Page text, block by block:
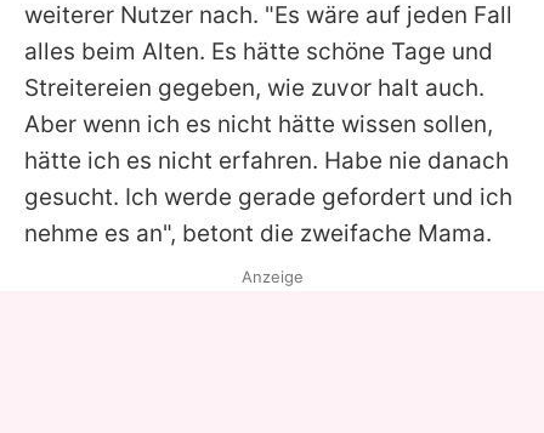
weiterer Nutzer nach. "Es wäre auf jeden Fall
alles beim Alten. Es hätte schöne Tage und
Streitereien gegeben, wie zuvor halt auch.
Aber wenn ich es nicht hätte wissen sollen,
hätte ich es nicht erfahren. Habe nie danach
gesucht. Ich werde gerade gefordert und ich
nehme es an", betont die zweifache Mama.
Anzeige